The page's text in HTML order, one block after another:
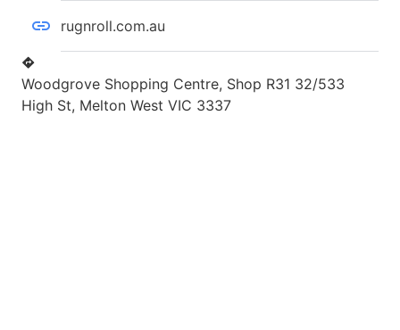
rugnroll.com.au
Woodgrove Shopping Centre, Shop R31 32/533
High St, Melton West VIC 3337